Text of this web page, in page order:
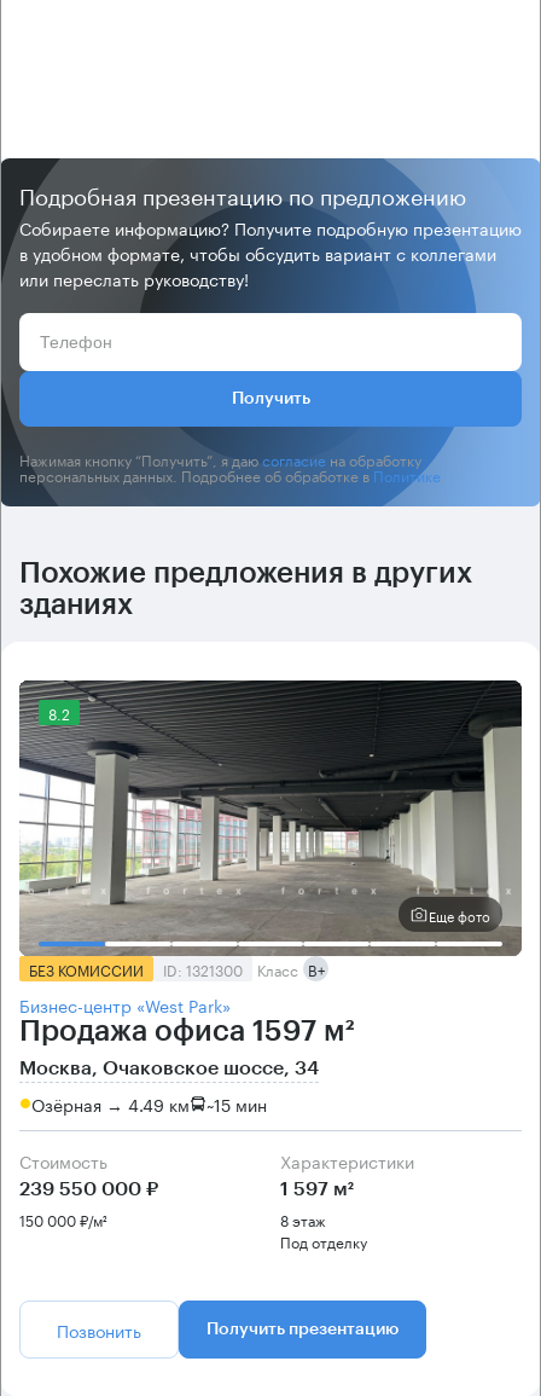
Подробная презентацию по предложению
Собираете информацию? Получите подробную презентацию
в удобном формате, чтобы обсудить вариант с коллегами
или переслать руководству!
Получить
Нажимая кнопку “Получить”, я даюсогласие на обработку
персональных данных. Подробнее об обработке вПолитике
Похожие предложения в других
зданиях
8.2
Еще фото
БЕЗ КОМИССИИ ID: 1321300 Класс B+
Бизнес-центр «West Park»
Продажа офиса 1597 м²
Москва, Очаковское шоссе, 34
Озёрная → 4.49 км ~15 мин
Стоимость
239 550 000 ₽
150 000 ₽/м²
Характеристики
1 597 м²
8 этаж
Под отделку
Позвонить Получить презентацию